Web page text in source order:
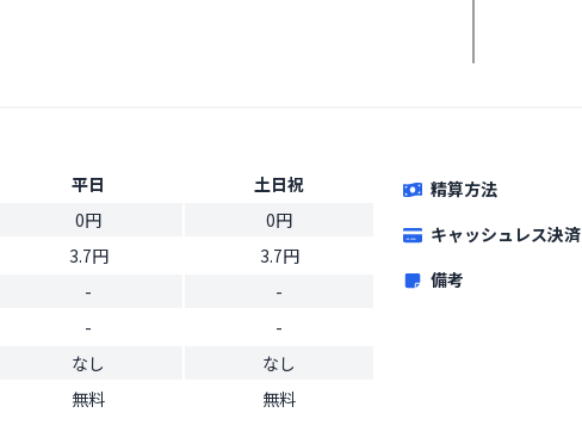
平日
土日祝
0円
0円
3.7円
3.7円
-
-
-
-
なし
なし
無料 無料
精算方法
キャッシュレス決済
備考